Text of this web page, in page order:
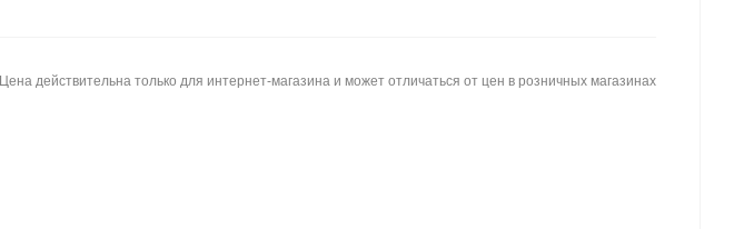
Цена действительна только для интернет-магазина и может отличаться от цен в розничных магазинах